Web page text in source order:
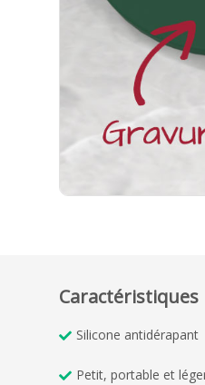
Caractéristiques
Silicone antidérapant
Petit, portable et